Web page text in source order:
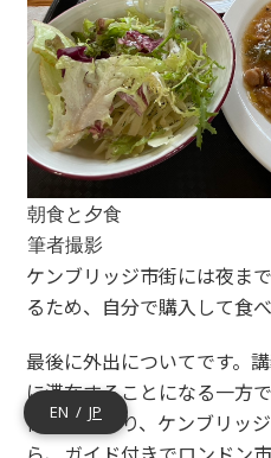
朝食と夕食
筆者撮影
ケンブリッジ市街には夜ま
るため、自分で購入して食
最後に外出についてです。
に滞在することになる一方
保されており、ケンブリッ
EN JP